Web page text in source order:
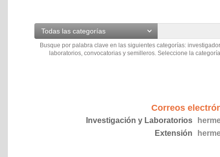
Todas las categorías
Busque por palabra clave en las siguientes categorías:
laboratorios, convocatorias y semilleros. Seleccione la
Correos
Investigación y Laboratorios
Extensión